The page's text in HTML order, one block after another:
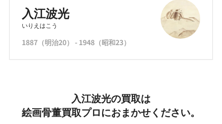
入江波光
いりえはこう
1887（明治20） - 1948（昭和23）
入江波光の買取は
絵画骨董買取プロにおまかせください。